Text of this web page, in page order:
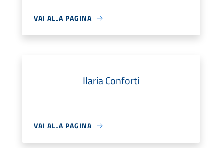
VAI ALLA PAGINA
Ilaria Conforti
VAI ALLA PAGINA